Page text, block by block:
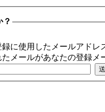
？
に使用したメールアド
メールがあなたの登録メ